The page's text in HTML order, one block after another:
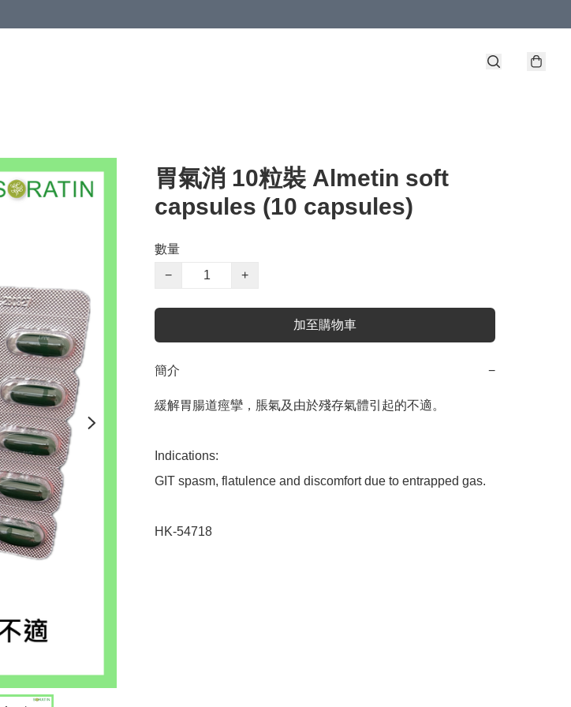
胃氣消 10粒裝 Almetin soft
capsules (10 capsules)
數量
−
+
加至購物車
簡介 −
緩解胃腸道痙攣，脹氣及由於殘存氣體引起的不適。
Indications:
GIT spasm, flatulence and discomfort due to entrapped gas.
HK-54718